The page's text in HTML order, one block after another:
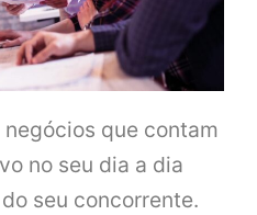
que contam
no seu dia a dia
seu concorrente.